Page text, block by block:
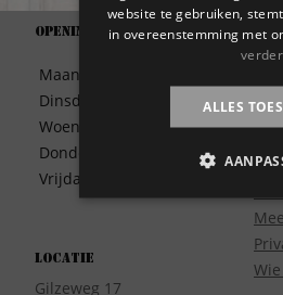
Openingstijden
Maandag
Dinsdag
Woensdag
Donderdag
Vrijdag
09:30 – 17:00
09:30 – 17:00
09:30 – 17:00
Locatie
Gilzeweg 17
website te gebruiken,
in overeenstemming met
verder
ALLES